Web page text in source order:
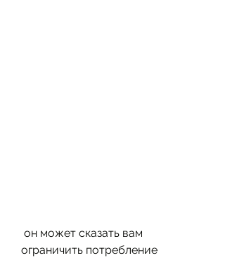
ограничить потребление